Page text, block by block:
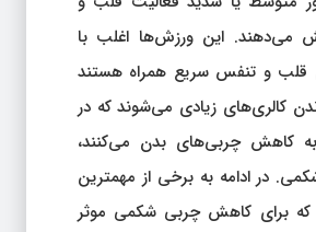
می‌دهند. این ورزش‌ها اغلب با
قلب و تنفس سریع همراه هستند
کالری‌های زیادی می‌شوند که در
کاهش چربی‌های بدن می‌کنند،
در ادامه به برخی از مهمترین
که برای کاهش چربی شکمی موثر